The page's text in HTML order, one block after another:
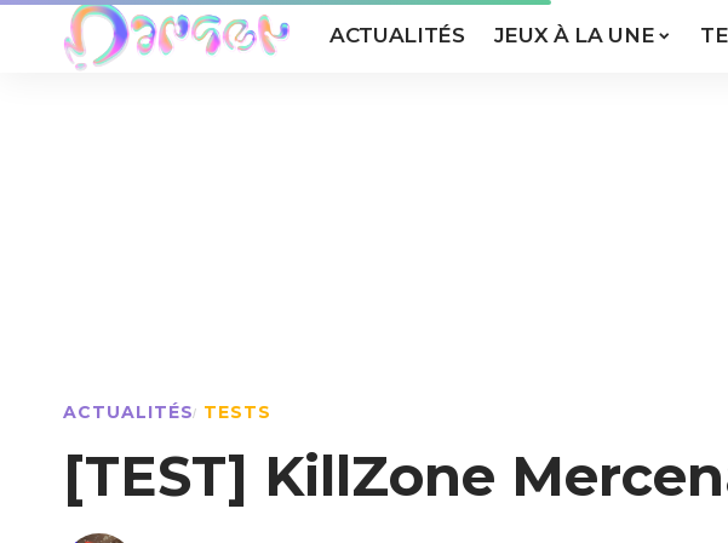
ACTUALITÉS JEUX À LA UNE
ACTUALITÉS TESTS
[TEST] KillZone